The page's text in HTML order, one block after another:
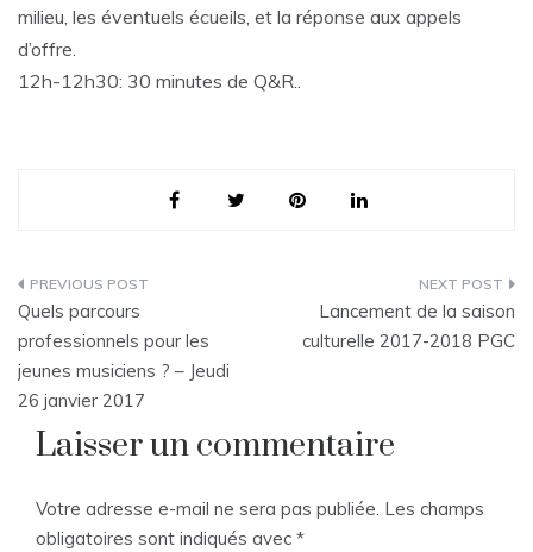
milieu, les éventuels écueils, et la réponse aux appels
d’offre.
12h-12h30: 30 minutes de Q&R..
Navigation
de
l’article
Quels parcours
professionnels pour les
jeunes musiciens ? – Jeudi
26 janvier 2017
Lancement de la saison
culturelle 2017-2018 PGC
Laisser un commentaire
Votre adresse e-mail ne sera pas publiée. Les champs
obligatoires sont indiqués avec *